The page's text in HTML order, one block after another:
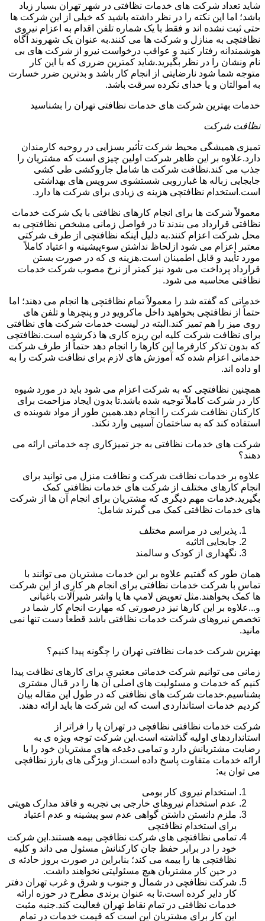
شاید تعداد شرکت های خدمات نظافتی در شهر تهران بسیار زیاد
باشد؛ اما این نکته را در نظر داشته باشید که خیلی از این شرکت ها
حتی ثبت نشده اند و فقط با یک شماره تلفن اقدام به اعزام نیروی
نظافتچی به منازل و شرکت ها می کنند.به عنوان یک شهروند آگاه
هوشمندانه رفتار کنید و عواقب درخواست نیرو از شرکت های بی
نام ونشان را در نظر بگیرید.شاید کمترین ضرری که با این کار
متوجه شما شود نارضایتی از انجام کار باشد و بدترین ضرر خسارت
به اموالتان و یا خدای نکرده سرقت باشد.
خدمات بهترین شرکت های خدمات نظافتی تهران را بشناسید
نظافت شرکت
تمیزی همیشگی محیط شرکت تأثیر بسزایی در روحیه کارمندان
دارد.علاوه بر این ظاهر شرکت اولین چیزی است که مشتریان را
جذب می کند.نظافت شرکت ها شامل جاروکشی طی کشی
جابجایی زباله ها غبارروبی شستشوی سرویس های بهداشتی
است.استخدام نظافتچی هزینه ی زیادی برای شرکت ها دارد.
معمولاً شرکت ها برای انجام کارهای نظافتی با یک شرکت خدمات
نظافتی قرارداد می بندند تا در فواصل زمانی مشخص نظافتچی به
محل شرکت اعزام کنند.به دلیل اینکه نظافتچی از طرف شرکتی
معتبر اعزام می شود ازلحاظ نداشتن سوءپیشینه و اعتیاد کاملاً
مورد تأیید و قابل اطمینان است.هزینه ی که در صورت بستن
قرارداد پرداخت می شود نیز کمتر از نرخ مصوب شرکت خدمات
نظافتی محاسبه می شود.
خدماتی که گفته شد را معمولاً تمام نظافتچی ها انجام می دهند؛ اما
حتماً از نظافتچی بخواهید داخل ماکرویو در و پنچرها و تلفن های
روی میز را هم تمیز کند.البته در لیست خدمات شرکت های نظافتی
برای نظافت شرکت کلیه این ریزه کاری ها ذکرشده است.نظافتچی
که بدون تذکر کارفرما این کارها را انجام دهد حتماً از طرف شرکت
خدماتی اعزام شده که آموزش های لازم برای نظافت شرکت را به
او داده اند.
همچنین نظافتچی که به شرکت اعزام می شود باید در مورد شیوه
کار در شرکت کاملاً توجیه شده باشد.تا بدون ایجاد مزاحمت برای
کارکنان نظافت شرکت را انجام دهد.همین طور از مواد شوینده ی
استفاده کند که به ساختمان آسیبی وارد نکند.
شرکت های خدمات نظافتی به جز تمیزکاری چه خدماتی ارائه می
دهند؟
علاوه بر خدمات نظافت شرکت و نظافت منزل می توانید برای
انجام کارهای مختلف از شرکت های خدمات نظافتی کمک
بگیرید.خدمات مهم دیگری که مشتریان برای انجام آن ها از شرکت
های خدمات نظافتی کمک می گیرند شامل:
پذیرایی در مراسم مختلف
جابجایی اثاثیه
نگهداری از کودک و سالمند
همان طور که گفتیم علاوه بر این خدمات مشتریان می توانند با
تماس با شرکت خدمات نظافتی برای انجام هر کاری از این شرکت
ها کمک بخواهند.مثل تعویض لامپ ها یا واشر شیرآلات باغبانی
و...علاوه بر این کارها نیز درصورتی که مهارت انجام کار شما در
تخصص نیروهای شرکت خدمات نظافتی باشد قطعاً دست تنها نمی
مانید.
بهترین شرکت خدمات نظافتی تهران را چگونه پیدا کنیم؟
زمانی می توانیم شرکت خدماتی معتبری برای کارهای نظافت پیدا
کنیم که خدمات و مسئولیت های اصلی آن ها را در قبال مشتری
بشناسیم.خدمات شرکت های نظافتی که در طول این مقاله بیان
کردیم خدمات استانداردی است که این شرکت ها باید ارائه دهند.
شرکت خدمات نظافتی نظافچی در تهران پا را فراتر از
استانداردهای اولیه گذاشته است.این شرکت توجه ویژه ی به
رضایت مشتریانش دارد و تمامی دغدغه های مشتریان خود را با
ارائه خدمات متفاوت پاسخ داده است.از ویژگی های بارز نظافچی
می توان به:
استخدام نیروی کار بومی
عدم استخدام نیروهای خارجی بی تجربه و فاقد مدارک هویتی
ملزم دانستن داشتن گواهی عدم سو پیشینه و عدم اعتیاد
برای استخدام نظافتچی
تمامی نظافتچی های شرکت نظافچی بیمه هستند.این شرکت
خود را در برابر حفظ جان کارکنانش مسئول می داند و کلیه
نظافتچی ها را بیمه می کند؛ بنابراین در صورت بروز حادثه ی
در حین کار مشتریان هیچ مسئولیتی نخواهند داشت.
شرکت نظافچی در شمال و جنوب و شرق و غرب تهران دفتر
کار دایر کرده است.تا به عنوان برندی مطرح در حوزه ارائه
خدمات نظافتی در تمام نقاط تهران فعالیت کند.جنبه مثبت
این کار برای مشتریان این است که قیمت خدمات در تمام